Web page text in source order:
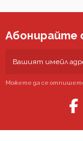
Абонирайте
Можете да се отпишете